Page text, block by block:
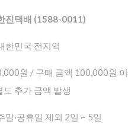
진택배 (1588-0011)
한민국 전지역
원 / 구매 금액 100,000원
도 추가 금액 발생
말·공휴일 제외 2일 ~ 5일